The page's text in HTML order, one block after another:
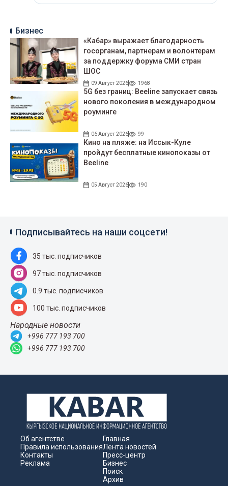
Бизнес
«Кабар» выражает благодарность
госорганам, партнерам и волонтерам
за поддержку форума СМИ стран
ШОС
09 Август 2026 1968
5G без границ: Beeline запускает связь
нового поколения в международном
роуминге
06 Август 2026 99
Кино на пляже: на Иссык-Куле
пройдут беcплатные кинопоказы от
Beeline
05 Август 2026 190
Подписывайтесь на наши соцсети!
35 тыс. подписчиков
97 тыс. подписчиков
0.9 тыс. подписчиков
100 тыс. подписчиков
Народные новости
+996 777 193 700
+996 777 193 700
Об агентстве
Правила использования
Контакты
Реклама
Главная
Лента новостей
Пресс-центр
Бизнес
Поиск
Архив